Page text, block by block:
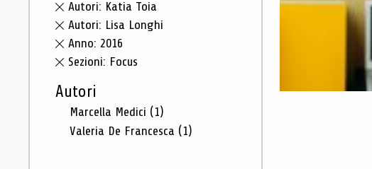
Autori: Katia Toia
Autori: Lisa Longhi
Anno: 2016
Sezioni: Focus
Autori
Marcella Medici (1)
Valeria De Francesca (1)